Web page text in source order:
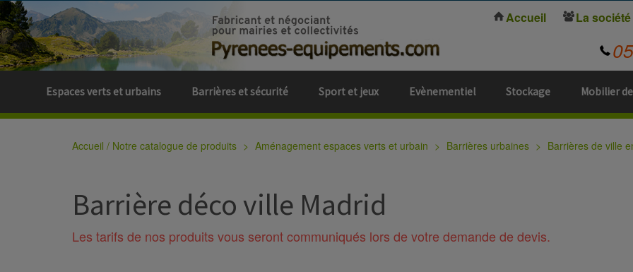
Espaces verts et urbains Barrières et sécurité Sport et jeux Evènementiel Stockage Mobilier
Accueil La société
Accueil / Notre catalogue de produits Aménagement espaces verts et urbain Barrières urbaines Barrières de ville
Barrière déco ville Madrid
Les tarifs de nos produits vous seront communiqués lors de votre demande de devis.